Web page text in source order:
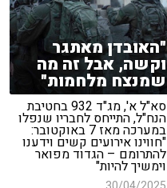
"האובדן מאתגר
וקשה, אבל זה מה
שמנצח מלחמות"
סא"ל א', מג"ד 932 בחטיבת
הנח"ל, התייחס לחבריו שנפלו
במערכה מאז 7 באוקטובר:
"חווינו אירועים קשים וידענו
להתרומם – הגדוד מפואר
וימשיך להיות"